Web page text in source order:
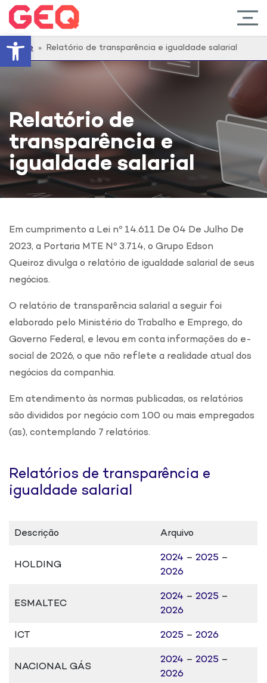
Home » Relatório de transparência e igualdade salarial
Relatório de
transparência e
igualdade salarial
Em cumprimento a Lei nº 14.611 De 04 De Julho De
2023, a Portaria MTE Nº 3.714, o Grupo Edson
Queiroz divulga o relatório de igualdade salarial de seus
negócios.
O relatório de transparência salarial a seguir foi
elaborado pelo Ministério do Trabalho e Emprego, do
Governo Federal, e levou em conta informações do e-
social de 2026, o que não reflete a realidade atual dos
negócios da companhia.
Em atendimento às normas publicadas, os relatórios
são divididos por negócio com 100 ou mais empregados
(as), contemplando 7 relatórios.
Relatórios de transparência e
igualdade salarial
Descrição Arquivo
HOLDING
2024 – 2025 –
2026
ESMALTEC
2024 – 2025 –
2026
ICT
2025 – 2026
NACIONAL GÁS
2024 – 2025 –
2026
Barra de Ferramentas